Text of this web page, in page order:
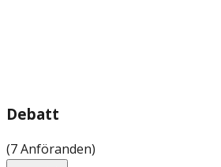
Debatt
(7 Anföranden)